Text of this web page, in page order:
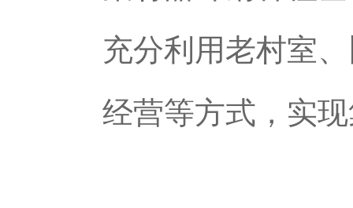
充分利用老村室
经营等方式，实